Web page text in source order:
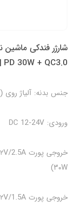
PD 30W + QC3.0 | بدنه فلزی
جنس بدنه: آلیاژ روی (Zinc Alloy Shell)
ورودی: DC 12‑24V
۳۰W)